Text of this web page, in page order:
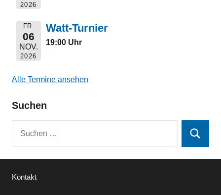
2026
FR.
06
NOV.
2026
Watt-Turnier
19:00 Uhr
Alle Termine ansehen
Suchen
Suchen
Kontakt